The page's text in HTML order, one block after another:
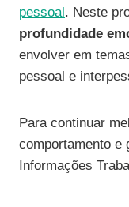
pessoal . Neste
profundidade
envolver em
pessoal e
Para continuar
comportamento e
Informações